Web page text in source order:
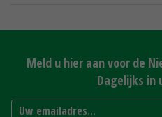
Meld u hier aan voor de
Dagelijks in